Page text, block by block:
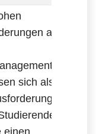
an
sich als
für
einen